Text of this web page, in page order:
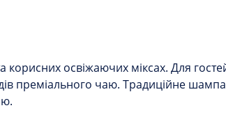
освіжаючих міксах. Для
преміального чаю. Традиційне